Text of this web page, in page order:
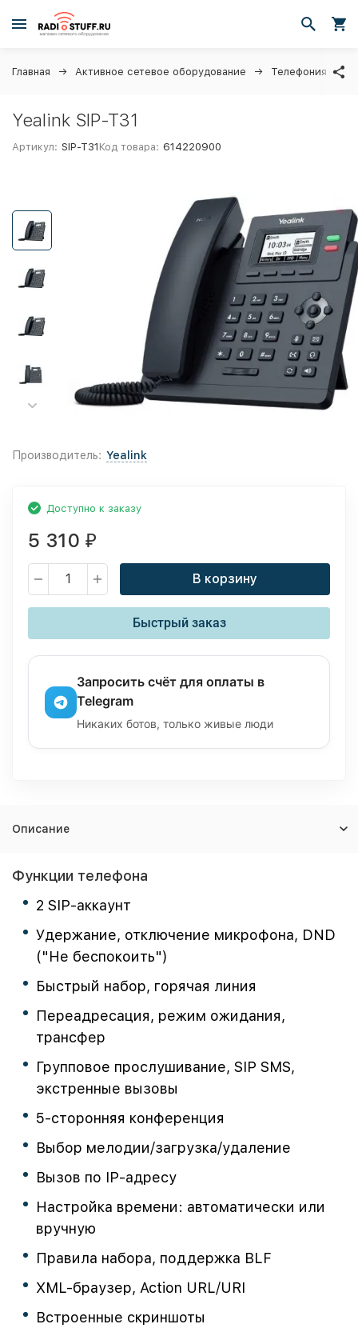
Главная Активное сетевое оборудование Телефония
Yealink SIP-T31
Артикул: SIP-T31 Код товара: 614220900
Производитель: Yealink
Доступно к заказу
5 310 ₽
В корзину
Быстрый заказ
Запросить счёт для оплаты в
Telegram
Никаких ботов, только живые люди
Описание
Функции телефона
2 SIP-аккаунт
Удержание, отключение микрофона, DND
("Не беспокоить")
Быстрый набор, горячая линия
Переадресация, режим ожидания,
трансфер
Групповое прослушивание, SIP SMS,
экстренные вызовы
5-сторонняя конференция
Выбор мелодии/загрузка/удаление
Вызов по IP-адресу
Настройка времени: автоматически или
вручную
Правила набора, поддержка BLF
XML-браузер, Action URL/URI
Встроенные скриншоты